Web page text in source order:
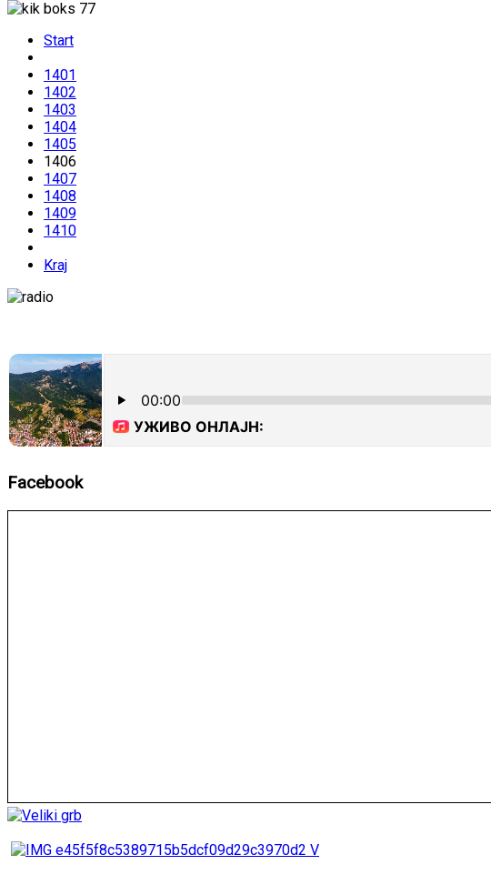
Start
1401
1402
1403
1404
1405
1406
1407
1408
1409
1410
Kraj
Facebook